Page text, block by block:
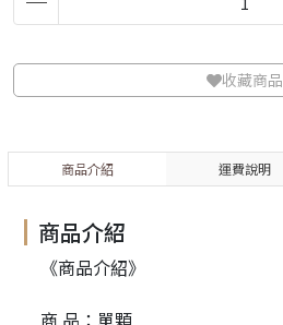
收藏商品
商品介紹 運費說明
商品介紹
《商品介紹》
商 品：單顆